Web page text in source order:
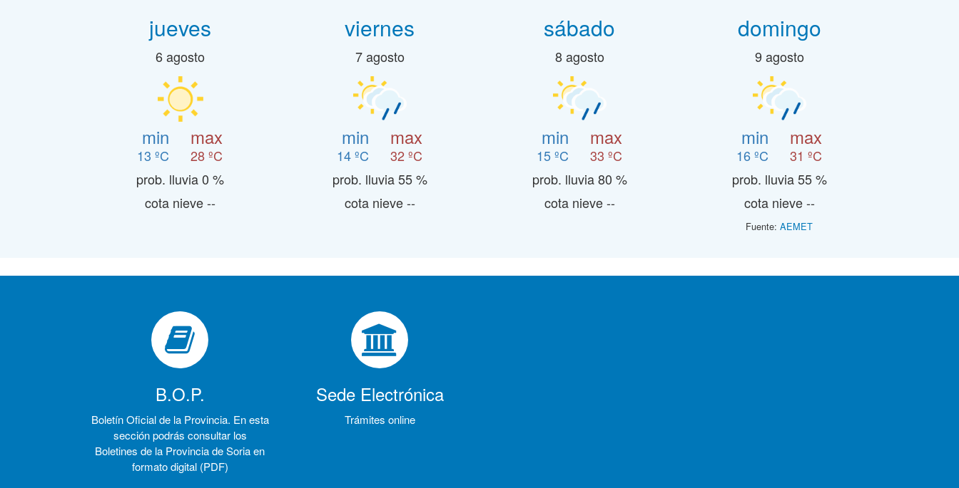
jueves
6 agosto
min
13 ºC
max
28 ºC
prob. lluvia 0 %
cota nieve --
viernes
7 agosto
min
14 ºC
max
32 ºC
prob. lluvia 55 %
cota nieve --
sábado
8 agosto
min
15 ºC
max
33 ºC
prob. lluvia 80 %
cota nieve --
domingo
9 agosto
min
16 ºC
max
31 ºC
prob. lluvia 55 %
cota nieve --
Fuente: AEMET
B.O.P.
Boletín Oficial de la Provincia. En esta
sección podrás consultar los
Boletines de la Provincia de Soria en
formato digital (PDF)
Sede Electrónica
Trámites online